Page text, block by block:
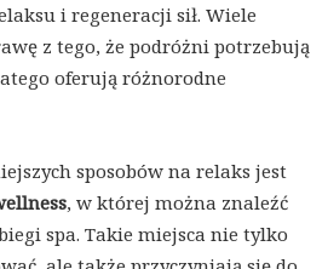
i regeneracji sił. Wiele
z tego, że podróżni potrzebują
oferują różnorodne
sposobów na relaks jest
, w której można znaleźć
spa. Takie miejsca nie tylko